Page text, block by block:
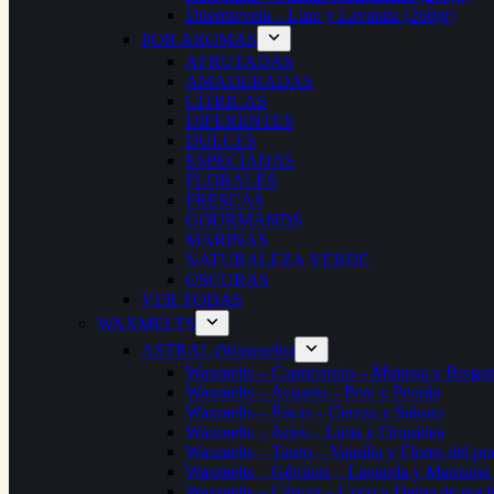
Duermevela – Lino y Lavanda (260gr)
POR AROMAS
AFRUTADAS
AMADERADAS
CÍTRICAS
DIFERENTES
DULCES
ESPECIADAS
FLORALES
FRESCAS
GOURMANDS
MARINAS
NATURALEZA VERDE
OSCURAS
VER TODAS
WAXMELTS
ASTRAL (Waxmelts)
Waxmelts – Capricornio – Mimosa y
Waxmelts – Acuario – Pera y Peonía
Waxmelts – Piscis – Cereza y Sakura
Waxmelts – Aries – Lima y Orquídea
Waxmelts – Tauro – Vainilla y Flores del
Waxmelts – Géminis – Lavanda y Manzana